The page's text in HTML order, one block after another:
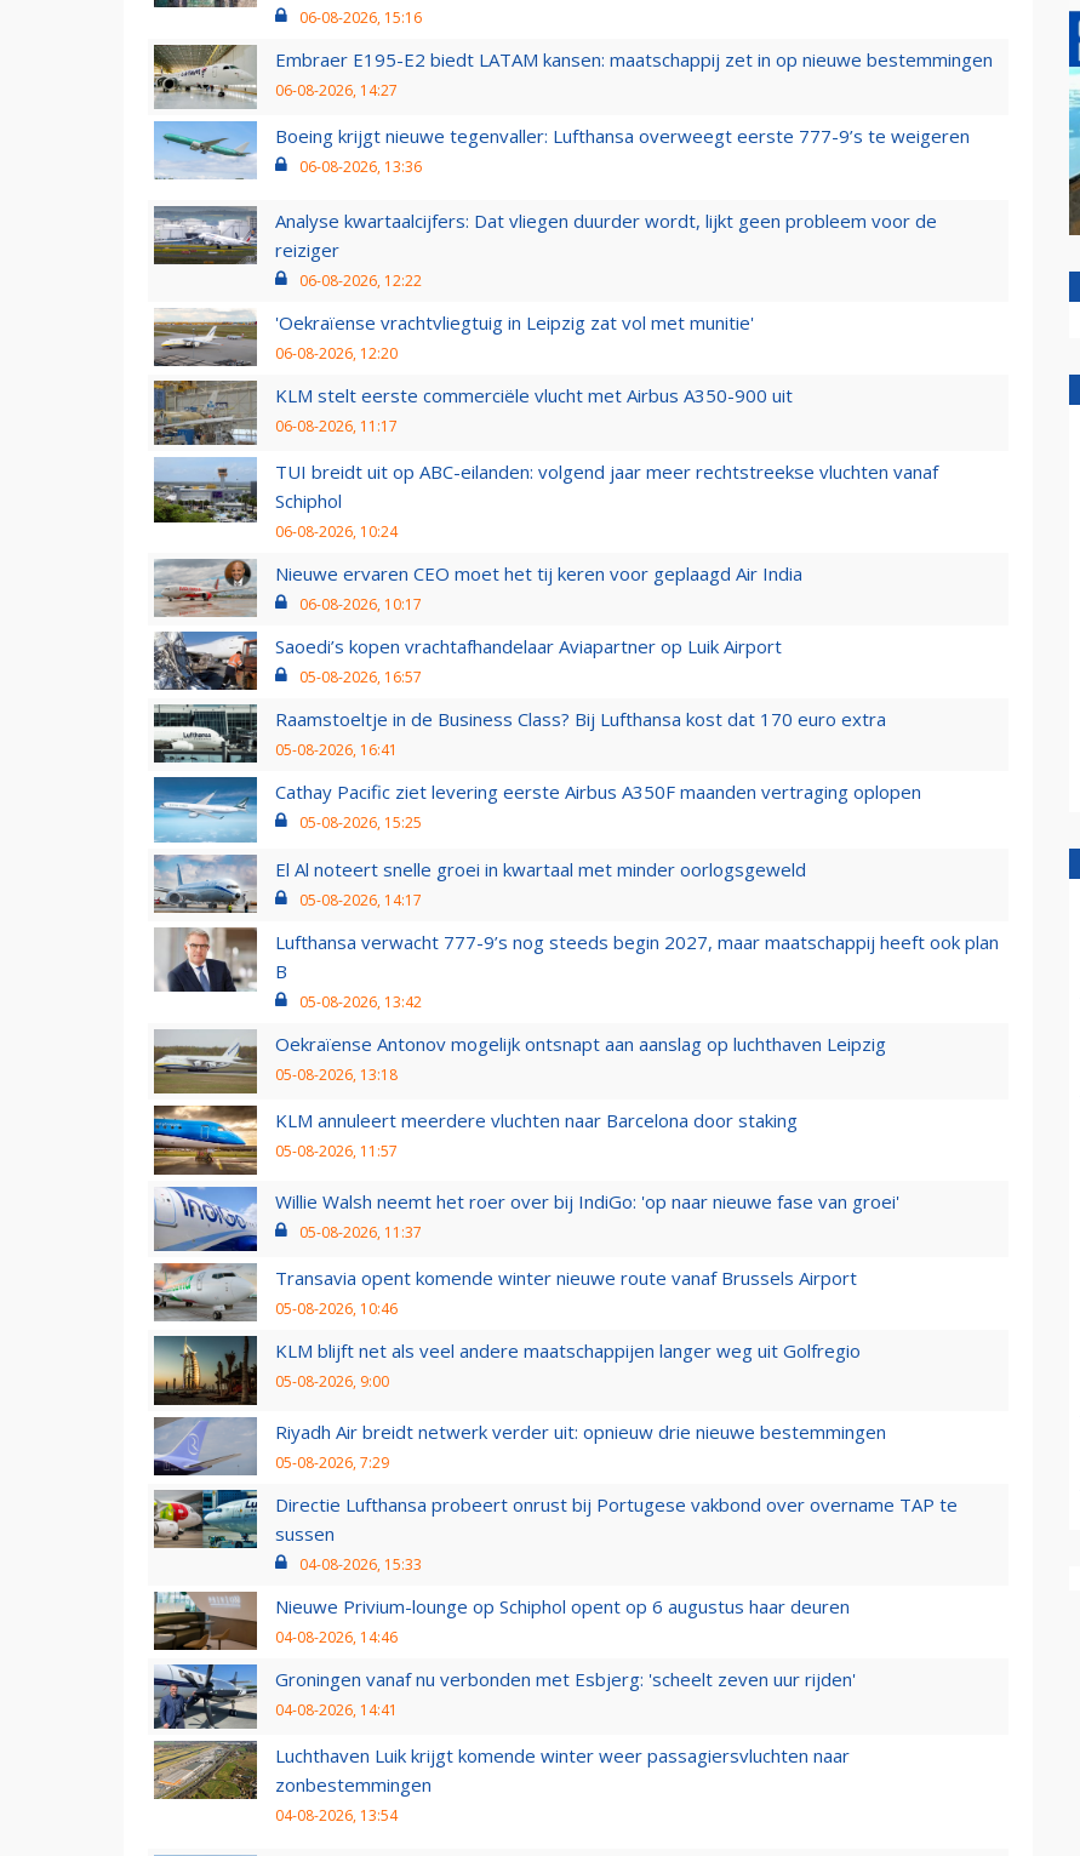
06-08-2026, 15:16
Embraer E195-E2 biedt LATAM kansen: maatschappij zet in op nieuwe bestemmingen
06-08-2026, 14:27
Boeing krijgt nieuwe tegenvaller: Lufthansa overweegt eerste 777-9’s te weigeren
06-08-2026, 13:36
Analyse kwartaalcijfers: Dat vliegen duurder wordt, lijkt geen probleem voor de
reiziger
06-08-2026, 12:22
'Oekraïense vrachtvliegtuig in Leipzig zat vol met munitie'
06-08-2026, 12:20
KLM stelt eerste commerciële vlucht met Airbus A350-900 uit
06-08-2026, 11:17
TUI breidt uit op ABC-eilanden: volgend jaar meer rechtstreekse vluchten vanaf
Schiphol
06-08-2026, 10:24
Nieuwe ervaren CEO moet het tij keren voor geplaagd Air India
06-08-2026, 10:17
Saoedi’s kopen vrachtafhandelaar Aviapartner op Luik Airport
05-08-2026, 16:57
Raamstoeltje in de Business Class? Bij Lufthansa kost dat 170 euro extra
05-08-2026, 16:41
Cathay Pacific ziet levering eerste Airbus A350F maanden vertraging oplopen
05-08-2026, 15:25
El Al noteert snelle groei in kwartaal met minder oorlogsgeweld
05-08-2026, 14:17
Lufthansa verwacht 777-9’s nog steeds begin 2027, maar maatschappij heeft ook plan
B
05-08-2026, 13:42
Oekraïense Antonov mogelijk ontsnapt aan aanslag op luchthaven Leipzig
05-08-2026, 13:18
KLM annuleert meerdere vluchten naar Barcelona door staking
05-08-2026, 11:57
Willie Walsh neemt het roer over bij IndiGo: 'op naar nieuwe fase van groei'
05-08-2026, 11:37
Transavia opent komende winter nieuwe route vanaf Brussels Airport
05-08-2026, 10:46
KLM blijft net als veel andere maatschappijen langer weg uit Golfregio
05-08-2026, 9:00
Riyadh Air breidt netwerk verder uit: opnieuw drie nieuwe bestemmingen
05-08-2026, 7:29
Directie Lufthansa probeert onrust bij Portugese vakbond over overname TAP te
sussen
04-08-2026, 15:33
Nieuwe Privium-lounge op Schiphol opent op 6 augustus haar deuren
04-08-2026, 14:46
Groningen vanaf nu verbonden met Esbjerg: 'scheelt zeven uur rijden'
04-08-2026, 14:41
Luchthaven Luik krijgt komende winter weer passagiersvluchten naar
zonbestemmingen
04-08-2026, 13:54